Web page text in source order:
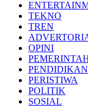
TEKNO
TREN
OPINI
PENDIDIKAN
PERISTIWA
POLITIK
SOSIAL